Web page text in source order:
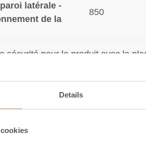
Details
latérale -
de la
850
sécurité pour le produit avec la
thermique est un accessoire.
sur le